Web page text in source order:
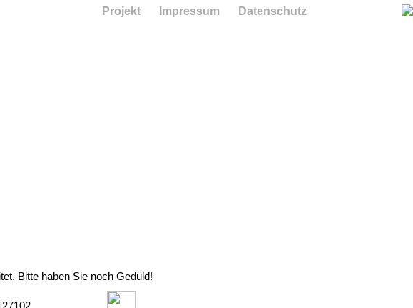
Bitte haben Sie noch Geduld!
Projekt Impressum Datenschutz